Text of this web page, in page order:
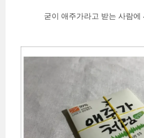
굳이 애주가라고 받는 사람